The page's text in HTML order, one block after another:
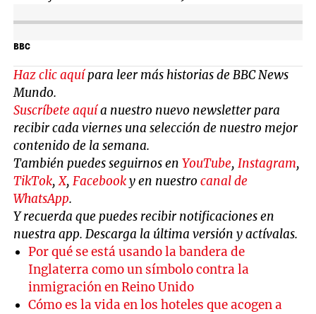
BBC
Haz clic aquípara leer más historias de BBC News
Mundo.
Suscríbete aquía nuestro nuevo newsletter para
recibir cada viernes una selección de nuestro mejor
contenido de la semana.
También puedes seguirnos enYouTube,Instagram,
TikTok,X,Facebooky en nuestrocanal de
WhatsApp.
Y recuerda que puedes recibir notificaciones en
nuestra app. Descarga la última versión y actívalas.
Por qué se está usando la bandera de
Inglaterra como un símbolo contra la
inmigración en Reino Unido
Cómo es la vida en los hoteles que acogen a